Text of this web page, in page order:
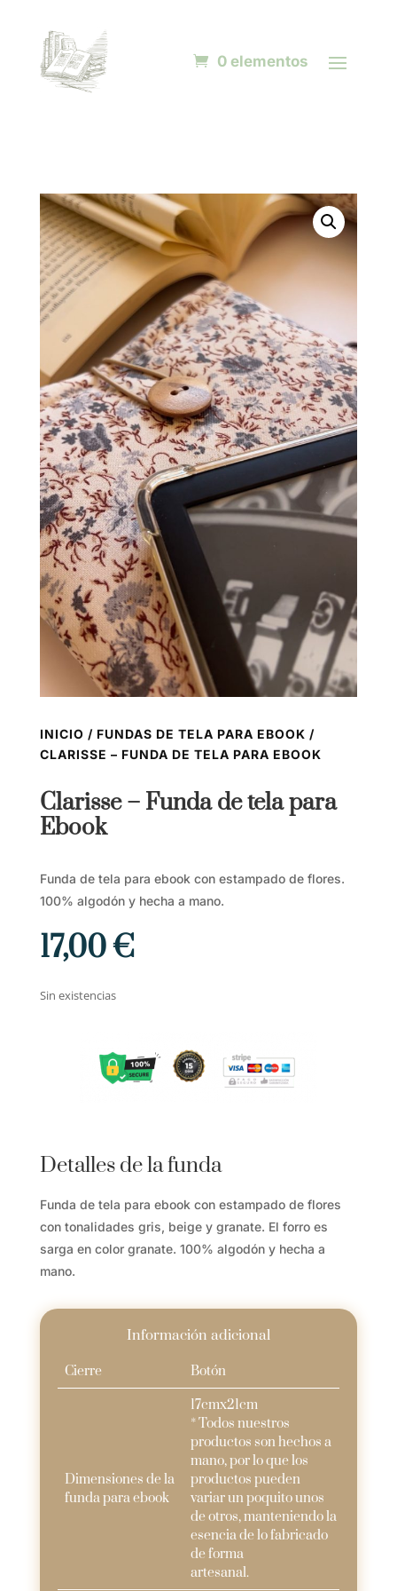
0 elementos
INICIO / FUNDAS DE TELA PARA EBOOK /
CLARISSE – FUNDA DE TELA PARA EBOOK
Clarisse – Funda de tela para
Ebook
Funda de tela para ebook con estampado de flores.
100% algodón y hecha a mano.
17,00€
Sin existencias
Detalles de la funda
Funda de tela para ebook con estampado de flores
con tonalidades gris, beige y granate. El forro es
sarga en color granate. 100% algodón y hecha a
mano.
Información adicional
Cierre Botón
Dimensiones de la
funda para ebook
17cmx21cm
* Todos nuestros
productos son hechos a
mano, por lo que los
productos pueden
variar un poquito unos
de otros, manteniendo la
esencia de lo fabricado
de forma
artesanal.